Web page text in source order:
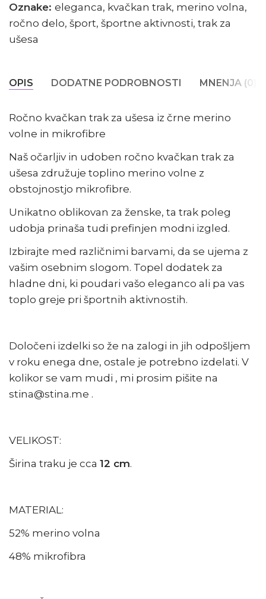
Oznake: eleganca, kvačkan trak, merino volna,
ročno delo, šport, športne aktivnosti, trak za
ušesa
OPIS DODATNE PODROBNOSTI MNENJA (0)
Ročno kvačkan trak za ušesa iz črne merino
volne in mikrofibre
Naš očarljiv in udoben ročno kvačkan trak za
ušesa združuje toplino merino volne z
obstojnostjo mikrofibre.
Unikatno oblikovan za ženske, ta trak poleg
udobja prinaša tudi prefinjen modni izgled.
Izbirajte med različnimi barvami, da se ujema z
vašim osebnim slogom. Topel dodatek za
hladne dni, ki poudari vašo eleganco ali pa vas
toplo greje pri športnih aktivnostih.
Določeni izdelki so že na zalogi in jih odpošljem
v roku enega dne, ostale je potrebno izdelati. V
kolikor se vam mudi , mi prosim pišite na
stina@stina.me .
VELIKOST:
Širina traku je cca 12 cm.
MATERIAL:
52% merino volna
48% mikrofibra